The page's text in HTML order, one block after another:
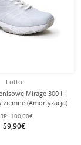
Lotto
Mirage 300 III
ziemne (Amortyzacja)
Damskie
100,00€
59,90€